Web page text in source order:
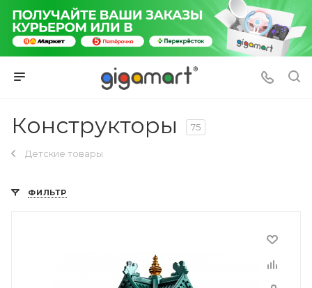
Конструкторы 75
Детские товары
ФИЛЬТР